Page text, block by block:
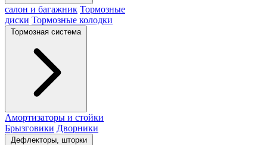
салон и багажник Тормозные
диски Тормозные колодки
Тормозная система
Амортизаторы и стойки
Брызговики Дворники
Дефлекторы, шторки